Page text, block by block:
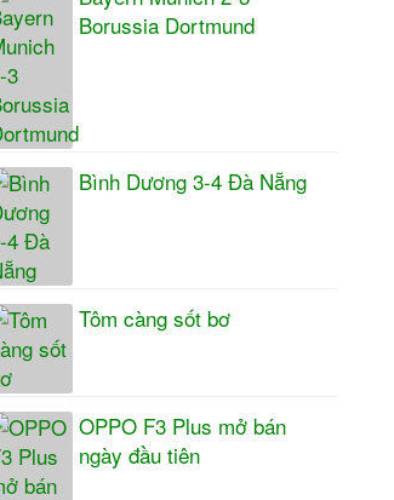
Borussia Dortmund
Bình Dương 3-4 Đà Nẵng
Tôm càng sốt bơ
OPPO F3 Plus mở bán
ngày đầu tiên